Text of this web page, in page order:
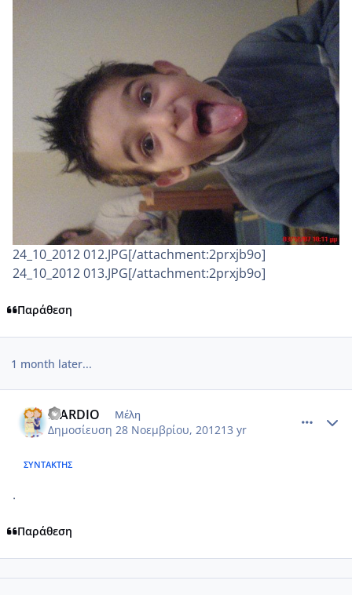
24_10_2012 012.JPG[/attachment:2prxjb9o]
24_10_2012 013.JPG[/attachment:2prxjb9o]
Παράθεση
1 month later...
MARDIO Μέλη
Δημοσίευση 28 Νοεμβρίου, 201213 yr
ΣΥΝΤΆΚΤΗΣ
.
Παράθεση